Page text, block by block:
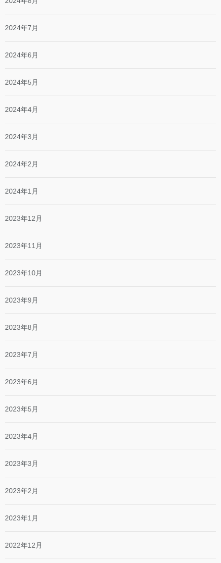
2024年7月
2024年6月
2024年5月
2024年4月
2024年3月
2024年2月
2024年1月
2023年12月
2023年11月
2023年10月
2023年9月
2023年8月
2023年7月
2023年6月
2023年5月
2023年4月
2023年3月
2023年2月
2023年1月
2022年12月